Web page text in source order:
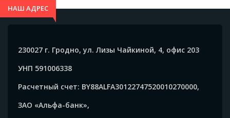
НАШ АДРЕС
230027 г. Гродно, ул. Лизы Чайкиной, 4, офис 203
УНП 591006338
Расчетный счет: BY88ALFA30122747520010270000,
ЗАО «Альфа-банк»,